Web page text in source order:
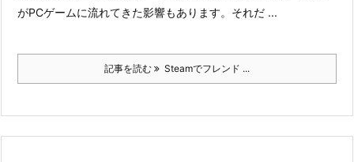
がPCゲームに流れてきた影響もあります。 それだ ...
記事を読む Steamでフレンド ...